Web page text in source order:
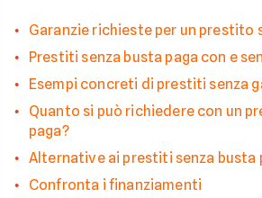
Garanzie richieste per un prestito
Prestiti senza busta paga con e
Esempi concreti di prestiti senza
Quanto si può richiedere con un
paga?
Alternative ai prestiti senza busta
Confronta i finanziamenti